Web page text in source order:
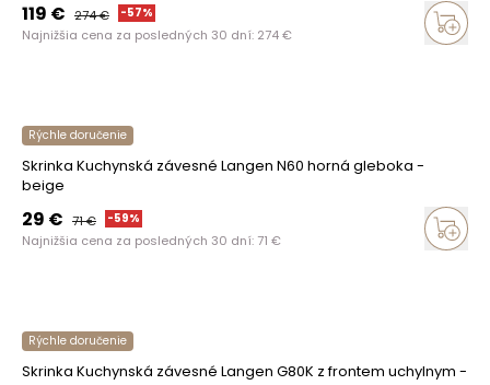
119 € 274€ -57%
Najnižšia cena za posledných 30 dní: 274€
Rýchle doručenie
Skrinka Kuchynská závesné Langen N60 horná gleboka -
beige
29 € 71€ -59%
Najnižšia cena za posledných 30 dní: 71 €
Rýchle doručenie
Skrinka Kuchynská závesné Langen G80K z frontem uchylnym -